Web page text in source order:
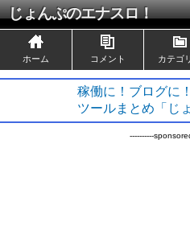
じょんぷのエナスロ！
ホーム コメント カテゴ
稼働に！ブログに
ツールまとめ「じ
----------